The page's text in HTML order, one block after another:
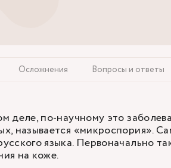
Осложнения Вопросы и ответы
деле, по-научному это
называется «микроспория».
языка. Первоначально
на коже.